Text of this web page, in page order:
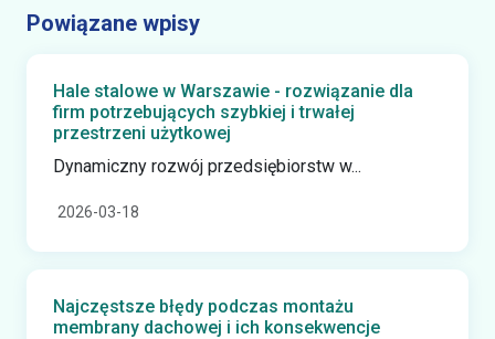
Powiązane wpisy
Hale stalowe w Warszawie - rozwiązanie dla
firm potrzebujących szybkiej i trwałej
przestrzeni użytkowej
Dynamiczny rozwój przedsiębiorstw w...
2026-03-18
Najczęstsze błędy podczas montażu
membrany dachowej i ich konsekwencje